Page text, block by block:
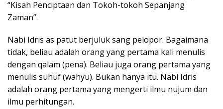
“Kisah Penciptaan dan Tokoh-tokoh Sepanjang
Zaman”.
Nabi Idris as patut berjuluk sang pelopor. Bagaimana
tidak, beliau adalah orang yang pertama kali menulis
dengan qalam (pena). Beliau juga orang pertama yang
menulis suhuf (wahyu). Bukan hanya itu. Nabi Idris
adalah orang pertama yang mengerti ilmu nujum dan
ilmu perhitungan.